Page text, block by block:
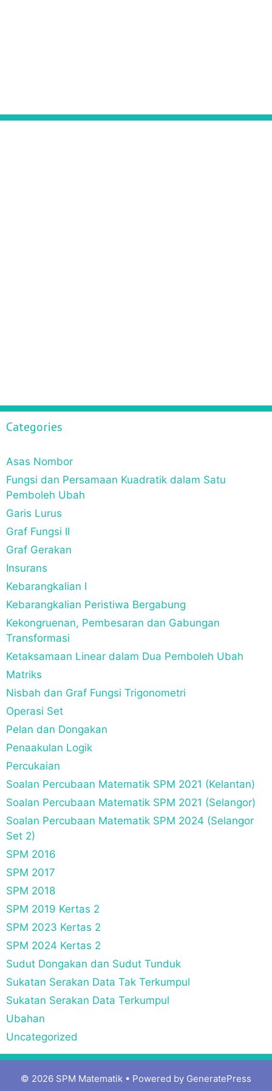
Categories
Asas Nombor
Fungsi dan Persamaan Kuadratik dalam Satu
Pemboleh Ubah
Garis Lurus
Graf Fungsi II
Graf Gerakan
Insurans
Kebarangkalian I
Kebarangkalian Peristiwa Bergabung
Kekongruenan, Pembesaran dan Gabungan
Transformasi
Ketaksamaan Linear dalam Dua Pemboleh Ubah
Matriks
Nisbah dan Graf Fungsi Trigonometri
Operasi Set
Pelan dan Dongakan
Penaakulan Logik
Percukaian
Soalan Percubaan Matematik SPM 2021 (Kelantan)
Soalan Percubaan Matematik SPM 2021 (Selangor)
Soalan Percubaan Matematik SPM 2024 (Selangor
Set 2)
SPM 2016
SPM 2017
SPM 2018
SPM 2019 Kertas 2
SPM 2023 Kertas 2
SPM 2024 Kertas 2
Sudut Dongakan dan Sudut Tunduk
Sukatan Serakan Data Tak Terkumpul
Sukatan Serakan Data Terkumpul
Ubahan
Uncategorized
© 2026 SPM Matematik • Powered by GeneratePress